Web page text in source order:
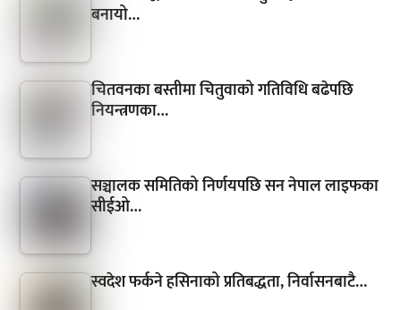
बनायो…
चितवनका बस्तीमा चितुवाको गतिविधि बढेपछि
नियन्त्रणका…
सञ्चालक समितिको निर्णयपछि सन नेपाल लाइफका
सीईओ…
स्वदेश फर्कने हसिनाको प्रतिबद्धता, निर्वासनबाटै…